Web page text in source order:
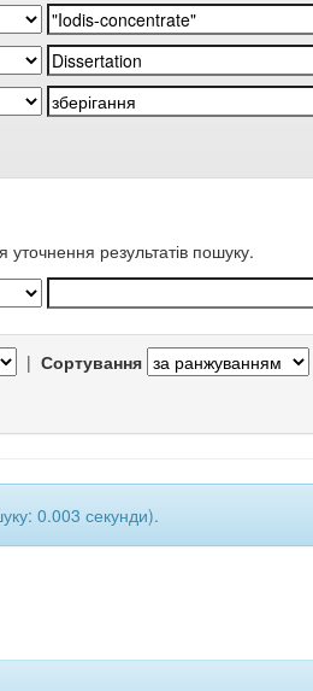
уточнення результатів пошуку.
| Сортування
0.003 секунди).